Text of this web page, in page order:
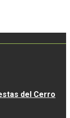
del Cerro